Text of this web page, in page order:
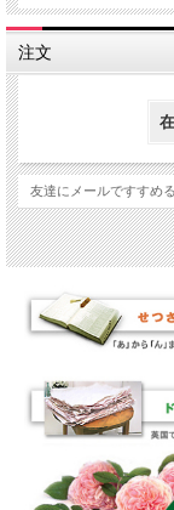
注文
友達にメールですすめる